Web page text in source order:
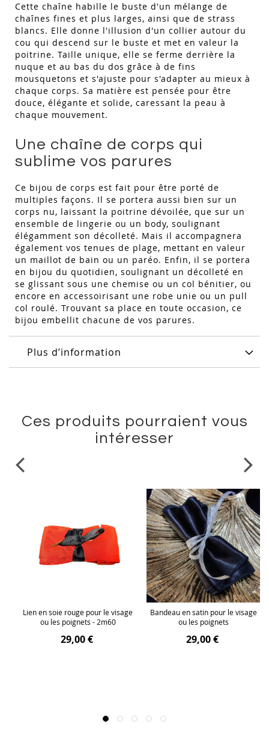
Cette chaîne habille le buste d'un mélange de
chaînes fines et plus larges, ainsi que de strass
blancs. Elle donne l'illusion d'un collier autour du
cou qui descend sur le buste et met en valeur la
poitrine. Taille unique, elle se ferme derrière la
nuque et au bas du dos grâce à de fins
mousquetons et s'ajuste pour s'adapter au mieux à
chaque corps. Sa matière est pensée pour être
douce, élégante et solide, caressant la peau à
chaque mouvement.
Une chaîne de corps qui
sublime vos parures
Ce bijou de corps est fait pour être porté de
multiples façons. Il se portera aussi bien sur un
corps nu, laissant la poitrine dévoilée, que sur un
ensemble de lingerie ou un body, soulignant
élégamment son décolleté. Mais il accompagnera
également vos tenues de plage, mettant en valeur
un maillot de bain ou un paréo. Enfin, il se portera
en bijou du quotidien, soulignant un décolleté en
se glissant sous une chemise ou un col bénitier, ou
encore en accessoirisant une robe unie ou un pull
col roulé. Trouvant sa place en toute occasion, ce
bijou embellit chacune de vos parures.
Plus d’information
Ces produits pourraient vous
intéresser
Lien en soie rouge pour le visage
ou les poignets - 2m60
29,00 €
Bandeau en satin pour le visage
ou les poignets
29,00 €